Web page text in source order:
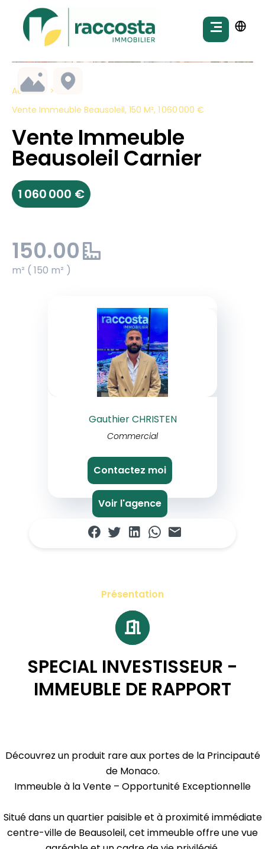
Accueil
Vente Immeuble Beausoleil, 150 M², 1 060 000 €
Vente Immeuble
Beausoleil Carnier
1 060 000 €
150.00
m² ( 150 m² )
Gauthier CHRISTEN
Commercial
Contactez moi
Voir l'agence
Présentation
SPECIAL INVESTISSEUR -
IMMEUBLE DE RAPPORT
Découvrez un produit rare aux portes de la Principauté
de Monaco.
Immeuble à la Vente – Opportunité Exceptionnelle
Situé dans un quartier paisible et à proximité immédiate
centre-ville de Beausoleil, cet immeuble offre une vue